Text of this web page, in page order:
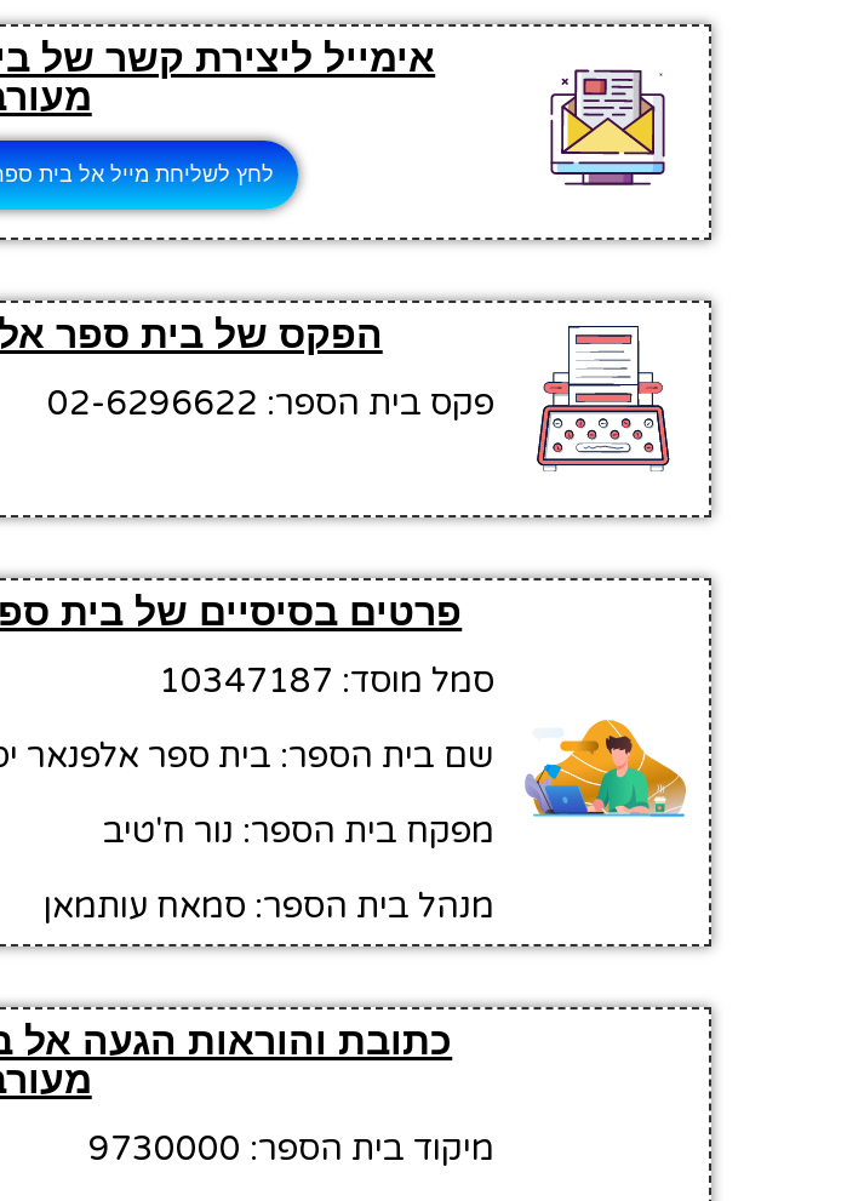
אימייל ליצירת קשר של
לחץ לשליחת מייל אל בית
הפקס של בית ספר
פקס בית הספר: 02-6296622
פרטים בסיסיים של בית
סמל מוסד: 10347187
שם בית הספר: בית ספר אלפנאר
מפקח בית הספר: נור ח'טיב
מנהל בית הספר: סמאח עותמאן
כתובת והוראות הגעה אל
מיקוד בית הספר: 9730000